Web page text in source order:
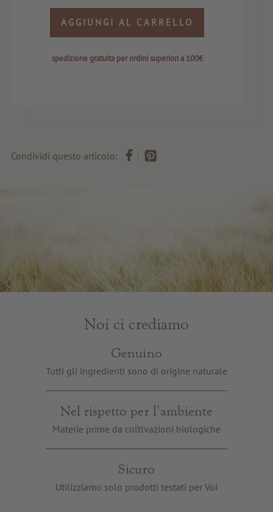
AGGIUNGI AL CARRELLO
spedizione gratuita per ordini superiori a 100€
Condividi questo articolo:
Noi ci crediamo
Genuino
Tutti gli ingredienti sono di origine naturale
Nel rispetto per l‘ambiente
Materie prime da coltivazioni biologiche
Sicuro
Utilizziamo solo prodotti testati per Voi